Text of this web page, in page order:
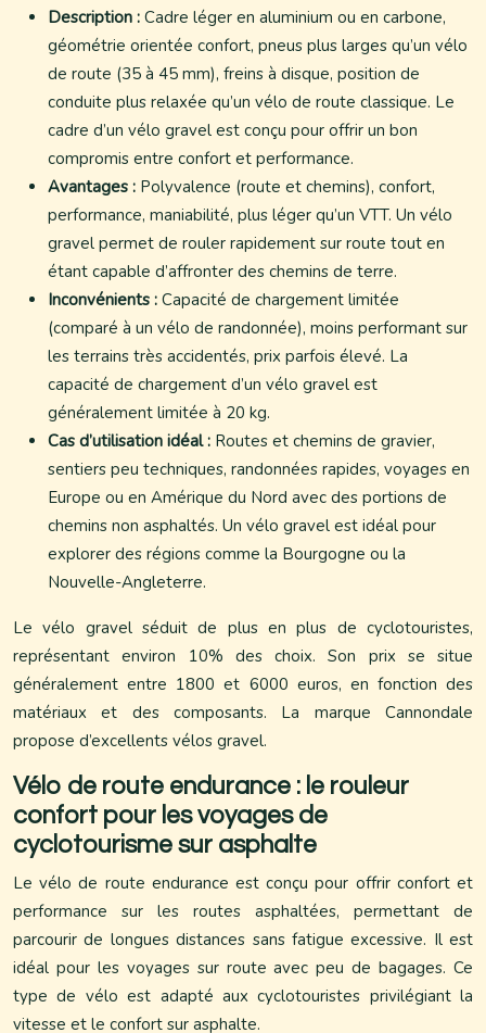
Description : Cadre léger en aluminium ou en carbone,
géométrie orientée confort, pneus plus larges qu’un vélo
de route (35 à 45 mm), freins à disque, position de
conduite plus relaxée qu’un vélo de route classique. Le
cadre d’un vélo gravel est conçu pour offrir un bon
compromis entre confort et performance.
Avantages : Polyvalence (route et chemins), confort,
performance, maniabilité, plus léger qu’un VTT. Un vélo
gravel permet de rouler rapidement sur route tout en
étant capable d’affronter des chemins de terre.
Inconvénients : Capacité de chargement limitée
(comparé à un vélo de randonnée), moins performant sur
les terrains très accidentés, prix parfois élevé. La
capacité de chargement d’un vélo gravel est
généralement limitée à 20 kg.
Cas d’utilisation idéal : Routes et chemins de gravier,
sentiers peu techniques, randonnées rapides, voyages en
Europe ou en Amérique du Nord avec des portions de
chemins non asphaltés. Un vélo gravel est idéal pour
explorer des régions comme la Bourgogne ou la
Nouvelle-Angleterre.
Le vélo gravel séduit de plus en plus de cyclotouristes,
représentant environ 10% des choix. Son prix se situe
généralement entre 1800 et 6000 euros, en fonction des
matériaux et des composants. La marque Cannondale
propose d’excellents vélos gravel.
Vélo de route endurance : le rouleur
confort pour les voyages de
cyclotourisme sur asphalte
Le vélo de route endurance est conçu pour offrir confort et
performance sur les routes asphaltées, permettant de
parcourir de longues distances sans fatigue excessive. Il est
idéal pour les voyages sur route avec peu de bagages. Ce
type de vélo est adapté aux cyclotouristes privilégiant la
vitesse et le confort sur asphalte.